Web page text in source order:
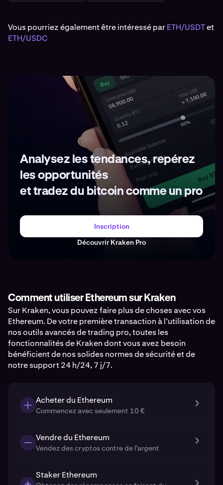
Vous pourriez également être intéressé parETH/USDTet
ETH/USDC
Analysez les tendances, repérez
les opportunités
et tradez du bitcoin comme un pro
Inscription
Découvrir Kraken Pro
Comment utiliser Ethereum sur Kraken
Sur Kraken, vous pouvez faire plus de choses avec vos
Ethereum. De votre première transaction à l’utilisation de
nos outils avancés de trading pro, toutes les
fonctionnalités de Kraken dont vous avez besoin
bénéficient de nos solides normes de sécurité et de
notre support 24 h/24, 7 j/7.
Acheter du Ethereum
Commencez avec seulement 10 €
Vendre du Ethereum
Vendez des cryptos contre de l’argent
Staker Ethereum